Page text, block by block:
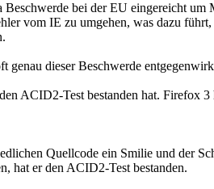
bei der EU eingereicht
vom IE zu umgehen, was dazu
genau dieser Beschwerde
ACID2-Test bestanden hat. Firefox
Quellcode ein Smilie und der
hat er den ACID2-Test bestanden.